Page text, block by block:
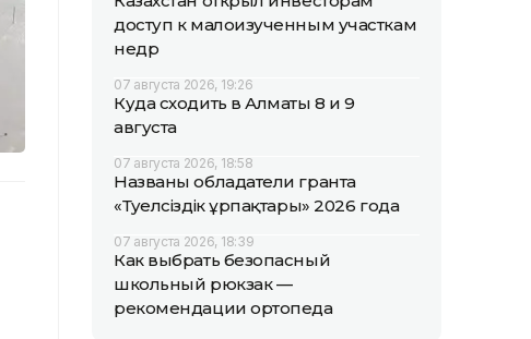
доступ к малоизученным участкам
недр
07 августа 2026, 19:26
Куда сходить в Алматы 8 и 9
августа
07 августа 2026, 18:58
Названы обладатели гранта
«Тәуелсіздік ұрпақтары» 2026 года
07 августа 2026, 18:39
Как выбрать безопасный
школьный рюкзак —
рекомендации ортопеда